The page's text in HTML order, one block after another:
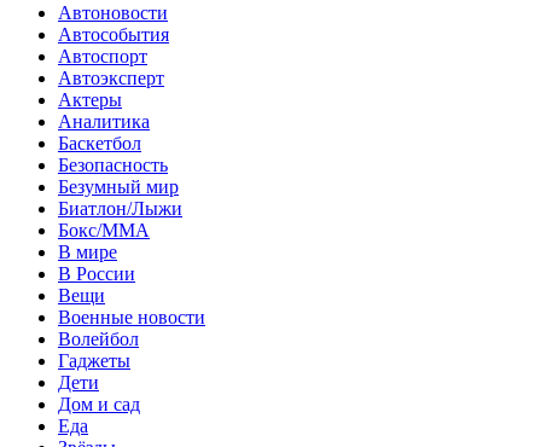
Автоновости
Автособытия
Автоспорт
Автоэксперт
Актеры
Аналитика
Баскетбол
Безопасность
Безумный мир
Биатлон/Лыжи
Бокс/MMA
В мире
В России
Вещи
Военные новости
Волейбол
Гаджеты
Дети
Дом и сад
Еда